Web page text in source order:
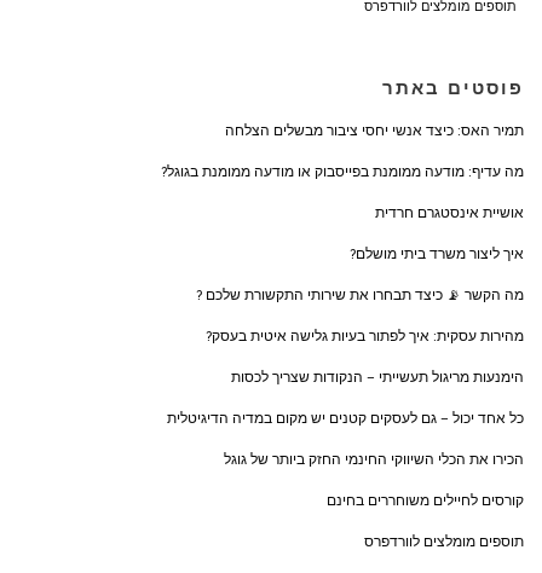
תוספים מומלצים לוורדפרס
פוסטים באתר
תמיר האס: כיצד אנשי יחסי ציבור מבשלים הצלחה
מה עדיף: מודעה ממומנת בפייסבוק או מודעה ממומנת בגוגל?
אושיית אינסטגרם חרדית
איך ליצור משרד ביתי מושלם?
מה הקשר 📡 כיצד תבחרו את שירותי התקשורת שלכם ?
מהירות עסקית: איך לפתור בעיות גלישה איטית בעסק?
הימנעות מריגול תעשייתי – הנקודות שצריך לכסות
כל אחד יכול – גם לעסקים קטנים יש מקום במדיה הדיגיטלית
הכירו את הכלי השיווקי החינמי החזק ביותר של גוגל
קורסים לחיילים משוחררים בחינם
תוספים מומלצים לוורדפרס